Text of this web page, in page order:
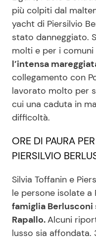
Info
Chi siamo
Disclaimer e Privacy
Contattaci
Privacy Policy
più colpiti dal
yacht di Piersilvio
stato danneggiato.
molti e per i
l’intensa
collegamento con
lavorato molto per
cui una caduta in
difficoltà.
ORE DI PAURA
PIERSILVIO
Silvia Toffanin e
le persone isolate a
famiglia
Rapallo.Alcuni
lusso sia